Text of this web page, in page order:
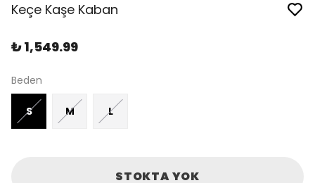
Keçe Kaşe Kaban
₺ 1,549.99
Beden
S M L
STOKTA YOK